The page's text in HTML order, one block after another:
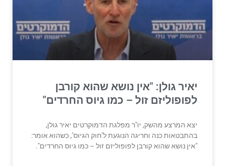
יאיר גולן: "אין נושא שהוא קורבן
לפופוליזם זול – כמו גיוס החרדים"
יצא המרצע מהשק, יו"ר מפלגת הדמוקרטים יאיר גולן,
בהתבטאות כנה וחריגה הנוגעת ל’חוק הגיוס’, כשהוא אומר:
"אין נושא שהוא קורבן לפופוליזם זול – כמו גיוס החרדים".